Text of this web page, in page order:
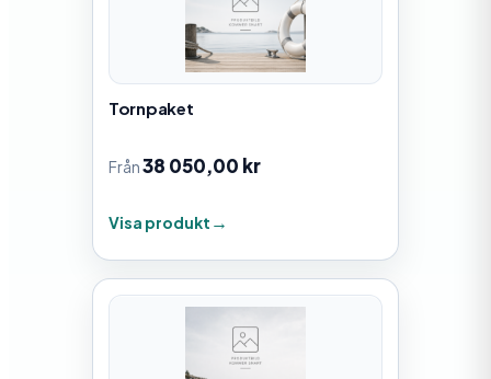
Tornpaket
Från38 050,00 kr
Visa produkt